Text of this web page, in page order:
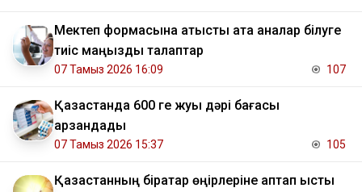
Мектеп формасына қатысты ата аналар білуге
тиіс маңызды талаптар
07 Тамыз 2026 16:09 107
Қазақстанда 600 ге жуық дәрі бағасы
арзандады
07 Тамыз 2026 15:37 105
Қазақстанның бірқатар өңірлеріне аптап ыстық